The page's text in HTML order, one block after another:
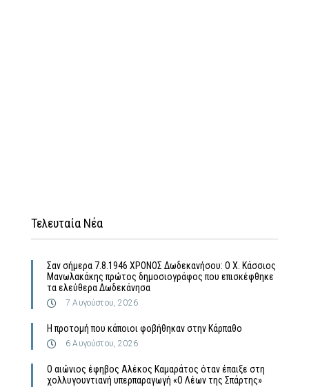
Τελευταία Νέα
Σαν σήμερα 7.8.1946 ΧΡΟΝΟΣ Δωδεκανήσου: Ο Χ. Κάσσιος
Μανωλακάκης πρώτος δημοσιογράφος που επισκέφθηκε
τα ελεύθερα Δωδεκάνησα
7 Αυγούστου, 2026
Η προτομή που κάποιοι φοβήθηκαν στην Κάρπαθο
6 Αυγούστου, 2026
Ο αιώνιος έφηβος Αλέκος Καμαράτος όταν έπαιξε στη
χολλυγουντιανή υπερπαραγωγή «Ο Λέων της Σπάρτης»